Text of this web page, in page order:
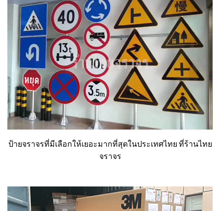
ป้ายจราจรที่มีเลือกให้เยอะมากที่สุดในประเทศไทย ที่ร้านไทย
จราจร